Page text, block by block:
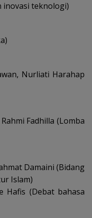
inovasi teknologi)
Nurliati Harahap
Fadhilla (Lomba
Damaini (Bidang
Islam)
Hafis (Debat bahasa